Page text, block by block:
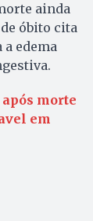
ainda
óbito cita
edema
morte
em